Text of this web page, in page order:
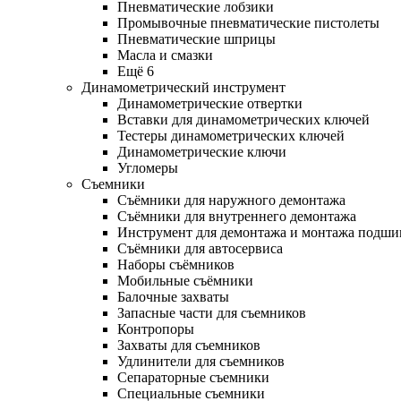
Пневматические лобзики
Промывочные пневматические пистолеты
Пневматические шприцы
Масла и смазки
Ещё 6
Динамометрический инструмент
Динамометрические отвертки
Вставки для динамометрических ключей
Тестеры динамометрических ключей
Динамометрические ключи
Угломеры
Съемники
Съёмники для наружного демонтажа
Съёмники для внутреннего демонтажа
Инструмент для демонтажа и монтажа
Съёмники для автосервиса
Наборы съёмников
Мобильные съёмники
Балочные захваты
Запасные части для съемников
Контропоры
Захваты для съемников
Удлинители для съемников
Сепараторные съемники
Специальные съемники